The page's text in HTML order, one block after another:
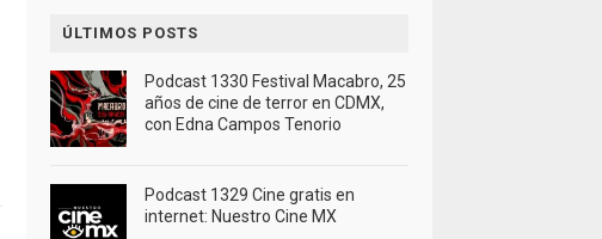
ÚLTIMOS POSTS
Podcast 1330 Festival Macabro, 25
años de cine de terror en CDMX,
con Edna Campos Tenorio
Podcast 1329 Cine gratis en
internet: Nuestro Cine MX